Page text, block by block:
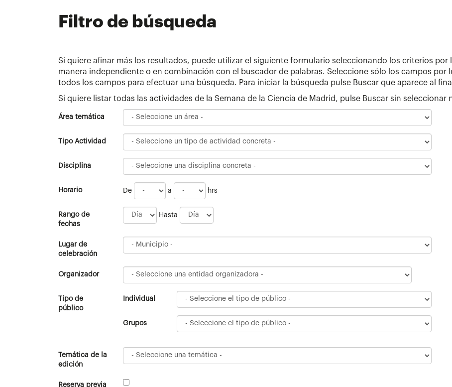
Filtro de búsqueda
Si quiere afinar más los resultados, puede utilizar el siguiente formulario seleccionando los criterios por
manera independiente o en combinación con el buscador de palabras. Seleccione sólo los campos por
todos los campos para efectuar una búsqueda. Para iniciar la búsqueda pulse Buscar que aparece al
Si quiere listar todas las actividades de la Semana de la Ciencia de Madrid, pulse Buscar sin seleccionar
Área temática
Tipo Actividad
Disciplina
Horario De a hrs
Rango de
fechas
Hasta
Lugar de
celebración
Organizador
Tipo de
público
Individual
Grupos
Temática de la
edición
Reserva previa